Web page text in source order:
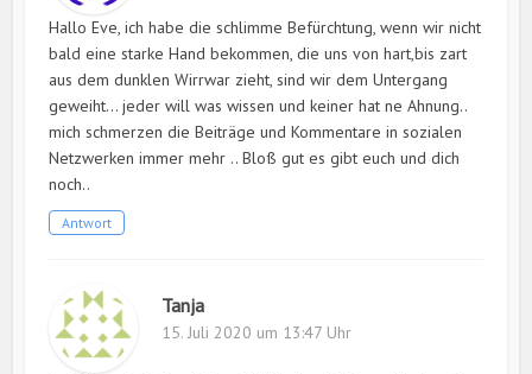
Hallo Eve, ich habe die schlimme Befürchtung, wenn wir nicht
bald eine starke Hand bekommen, die uns von hart,bis zart
aus dem dunklen Wirrwar zieht, sind wir dem Untergang
geweiht… jeder will was wissen und keiner hat ne Ahnung..
mich schmerzen die Beiträge und Kommentare in sozialen
Netzwerken immer mehr .. Bloß gut es gibt euch und dich
noch..
Antwort
Tanja
15. Juli 2020 um 13:47 Uhr